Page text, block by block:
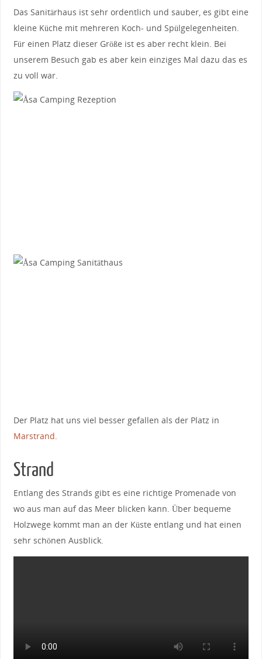
Das Sanitärhaus ist sehr ordentlich und sauber, es gibt eine
kleine Küche mit mehreren Koch- und Spülgelegenheiten.
Für einen Platz dieser Größe ist es aber recht klein. Bei
unserem Besuch gab es aber kein einziges Mal dazu das es
zu voll war.
Der Platz hat uns viel besser gefallen als der Platz in
Marstrand.
Strand
Entlang des Strands gibt es eine richtige Promenade von
wo aus man auf das Meer blicken kann. Über bequeme
Holzwege kommt man an der Küste entlang und hat einen
sehr schönen Ausblick.